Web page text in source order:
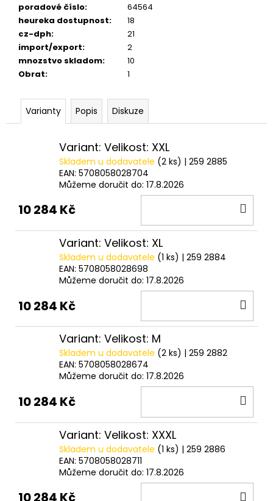
poradové číslo:
64564
heureka dostupnost:
18
cz-dph:
21
import/export:
2
mnozstvo skladom:
10
Obrat: 1
Varianty Popis Diskuze
Variant: Velikost: XXL
Skladem u dodavatele (2 ks) | 259 2885
EAN: 5708058028704
Můžeme doručit do: 17.8.2026
10 284 Kč
Variant: Velikost: XL
Skladem u dodavatele (1 ks) | 259 2884
EAN: 5708058028698
Můžeme doručit do: 17.8.2026
10 284 Kč
Variant: Velikost: M
Skladem u dodavatele (2 ks) | 259 2882
EAN: 5708058028674
Můžeme doručit do: 17.8.2026
10 284 Kč
Variant: Velikost: XXXL
Skladem u dodavatele (1 ks) | 259 2886
EAN: 5708058028711
Můžeme doručit do: 17.8.2026
10 284 Kč